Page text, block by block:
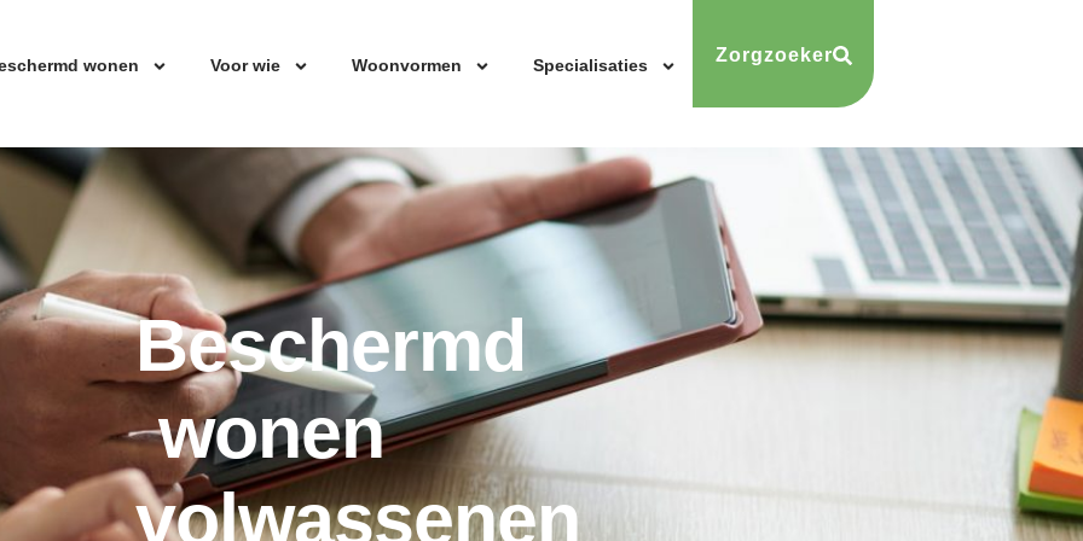
wonen Voor wie Woonvormen Specialisaties Zorgzoeker
Beschermd
wonen
volwassenen